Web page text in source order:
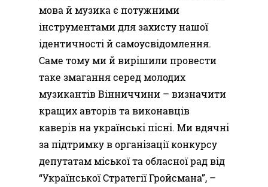
мова й музика є потужними
інструментами для захисту нашої
ідентичності й самоусвідомлення.
Саме тому ми й вирішили провести
таке змагання серед молодих
музикантів Вінниччини – визначити
кращих авторів та виконавців
каверів на українські пісні. Ми вдячні
за підтримку в організації конкурсу
депутатам міської та обласної рад від
“Української Стратегії Гройсмана”, –